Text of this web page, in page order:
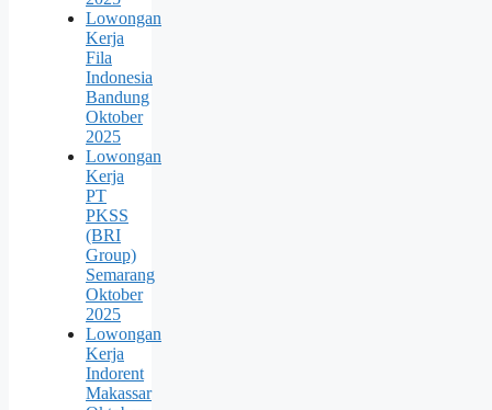
Lowongan
Kerja
Fila
Indonesia
Bandung
Oktober
2025
Lowongan
Kerja
PT
PKSS
(BRI
Group)
Semarang
Oktober
2025
Lowongan
Kerja
Indorent
Makassar